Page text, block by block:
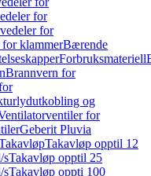
for
for
for klammerBærende
Forbruksmateriell
Brannvern for
og
for
Geberit Pluvia
Takavløp opptil 12
sTakavløp opptil 25
sTakavløp oppti 100